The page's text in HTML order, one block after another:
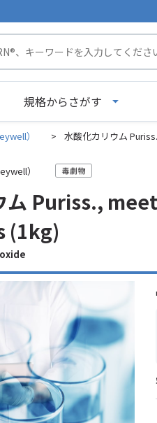
規格からさがす
） > 水酸化カリウム
）
ム Puriss.,
(1kg)